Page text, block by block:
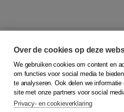
© 2026Koninklijke Boom uitgevers
Klantenservice
Service & informatie
Contact
Over de cookies op deze
We gebruiken cookies om content en
om functies voor social media te
te analyseren. Ook delen we
site met onze partners voor social
Privacy- en cookieverklaring